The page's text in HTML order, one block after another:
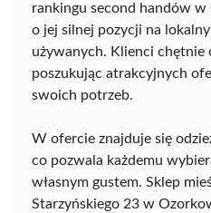
rankingu second handów
o jej silnej pozycji na
używanych. Klienci chętnie
poszukując atrakcyjnych
swoich potrzeb.
W ofercie znajduje się
co pozwala każdemu
własnym gustem. Sklep
Starzyńskiego 23 w